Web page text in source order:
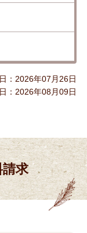
：2026年07月26日
：2026年08月09日
求